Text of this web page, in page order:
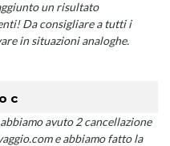
un risultato
Da consigliare a tutti i
in situazioni analoghe.
c
avuto 2 cancellazione
e abbiamo fatto la